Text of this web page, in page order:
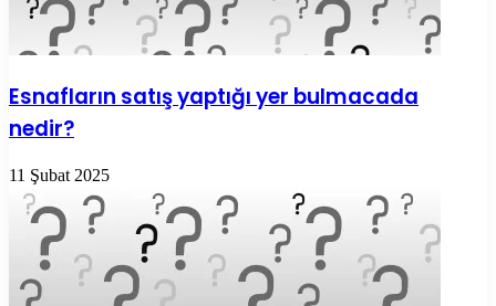
Esnafların satış yaptığı yer bulmacada
nedir?
11 Şubat 2025